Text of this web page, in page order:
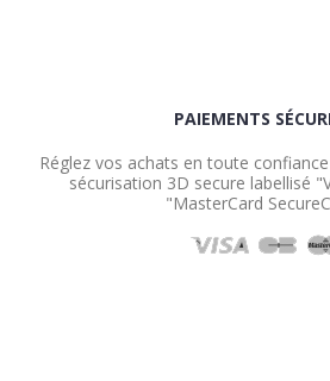
PAIEMENTS
Réglez vos achats en toute
sécurisation 3D secure labellisé
"MasterCard